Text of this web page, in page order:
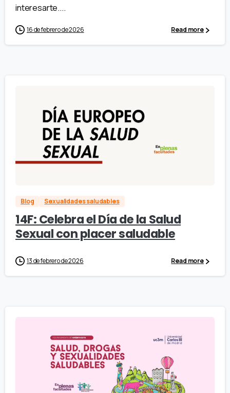
interesarte....
16 de febrero de 2026 Read more
Blog Sexualidades saludables
14F: Celebra el Día de la Salud
Sexual con placer saludable
13 de febrero de 2026 Read more